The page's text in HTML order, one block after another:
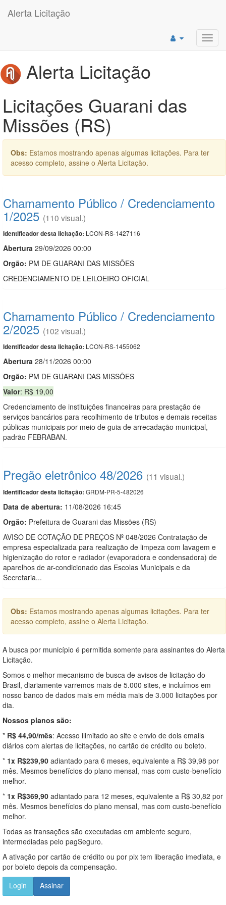
Alerta Licitação
Alerta Licitação
Licitações Guarani das
Missões (RS)
Obs: Estamos mostrando apenas algumas licitações. Para ter
acesso completo, assine o Alerta Licitação.
Chamamento Público / Credenciamento
1/2025 (110 visual.)
Identificador desta licitação: LCON-RS-1427116
Abertura 29/09/2026 00:00
Orgão: PM DE GUARANI DAS MISSÕES
CREDENCIAMENTO DE LEILOEIRO OFICIAL
Chamamento Público / Credenciamento
2/2025 (102 visual.)
Identificador desta licitação: LCON-RS-1455062
Abertura 28/11/2026 00:00
Orgão: PM DE GUARANI DAS MISSÕES
Valor: R$ 19,00
Credenciamento de instituições financeiras para prestação de
serviços bancários para recolhimento de tributos e demais receitas
públicas municipais por meio de guia de arrecadação municipal,
padrão FEBRABAN.
Pregão eletrônico 48/2026 (11 visual.)
Identificador desta licitação: GRDM-PR-5-482026
Data de abertura: 11/08/2026 16:45
Orgão: Prefeitura de Guarani das Missões (RS)
AVISO DE COTAÇÃO DE PREÇOS Nº 048/2026 Contratação de
empresa especializada para realização de limpeza com lavagem e
higienização do rotor e radiador (evaporadora e condensadora) de
aparelhos de ar-condicionado das Escolas Municipais e da
Secretaria...
Obs: Estamos mostrando apenas algumas licitações. Para ter
acesso completo, assine o Alerta Licitação.
A busca por município é permitida somente para assinantes do Alerta
Licitação.
Somos o melhor mecanismo de busca de avisos de licitação do
Brasil, diariamente varremos mais de 5.000 sites, e incluímos em
nosso banco de dados mais em média mais de 3.000 licitações por
dia.
Nossos planos são:
* R$ 44,90/mês: Acesso ilimitado ao site e envio de dois emails
diários com alertas de licitações, no cartão de crédito ou boleto.
* 1x R$239,90 adiantado para 6 meses, equivalente a R$ 39,98 por
mês. Mesmos benefícios do plano mensal, mas com custo-benefício
melhor.
* 1x R$369,90 adiantado para 12 meses, equivalente a R$ 30,82 por
mês. Mesmos benefícios do plano mensal, mas com custo-benefício
melhor.
Todas as transações são executadas em ambiente seguro,
intermediadas pelo pagSeguro.
A ativação por cartão de crédito ou por pix tem liberação imediata, e
por boleto depois da compensação.
Login
Assinar